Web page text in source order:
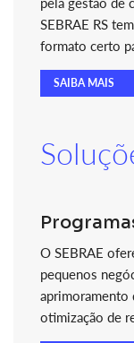
SEBRAE RS
formato certo
SAIBA MAIS
O SEBRAE
pequenos
aprimoramento
otimização de